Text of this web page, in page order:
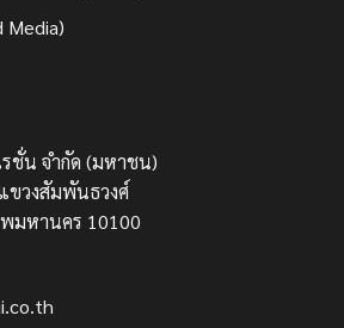
Media)
ชั่น จำกัด (มหาชน)
ขวงสัมพันธวงศ์
มหานคร 10100